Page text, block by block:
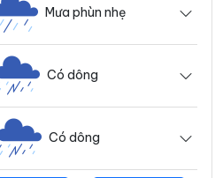
Mưa phùn nhẹ
Có dông
Có dông